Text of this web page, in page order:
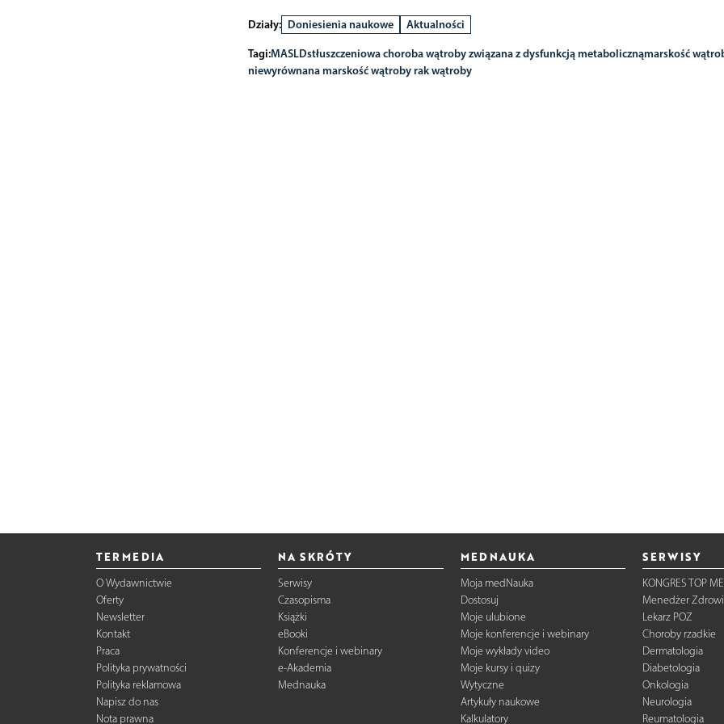
Działy: Doniesienia naukowe
Aktualności
Tagi:MASLDstłuszczeniowa choroba wątroby związana z dysfunkcją metabolicznąmarskość
niewyrównana marskość wątrobyrak wątroby
TERMEDIA
O Wydawnictwie
Oferty
Newsletter
Kontakt
Praca
Polityka prywatności
Polityka reklamowa
Napisz do nas
Nota prawna
NA SKRÓTY
Serwisy
Czasopisma
Książki
eBooki
Konferencje i webinary
e-Akademia
Mednauka
MEDNAUKA
Moja medNauka
Dostosuj
Moje ulubione
Moje konferencje i webinary
Moje wykłady video
Moje kursy i quizy
Wytyczne
Artykuły naukowe
Kalkulatory
SERWISY
KONGRES TOP
Menedżer
Lekarz POZ
Choroby rzadkie
Dermatologia
Diabetologia
Onkologia
Neurologia
Reumatologia